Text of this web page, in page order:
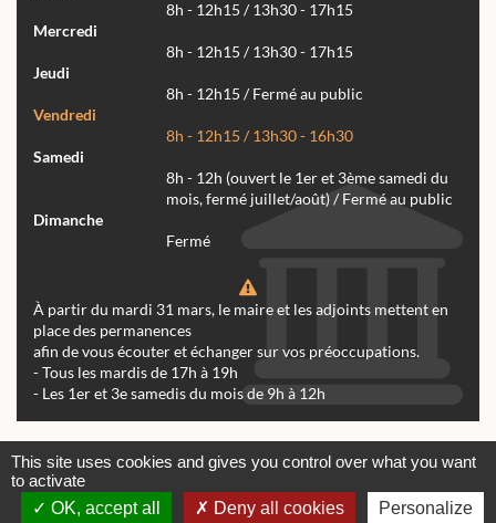
8h - 12h15 / 13h30 - 17h15
Mercredi
8h - 12h15 / 13h30 - 17h15
Jeudi
8h - 12h15 / Fermé au public
Vendredi
8h - 12h15 / 13h30 - 16h30
Samedi
8h - 12h (ouvert le 1er et 3ème samedi du
mois, fermé juillet/août) / Fermé au public
Dimanche
Fermé
À partir du mardi 31 mars, le maire et les adjoints mettent en
place des permanences
afin de vous écouter et échanger sur vos préoccupations.
- Tous les mardis de 17h à 19h
- Les 1er et 3e samedis du mois de 9h à 12h
Contactez-nous
Mentions légales
© tous droits réservés Mairie de Réalmont 2024 -
This site uses cookies and gives you control over what you want
to activate
OK, accept all
Deny all cookies Personalize